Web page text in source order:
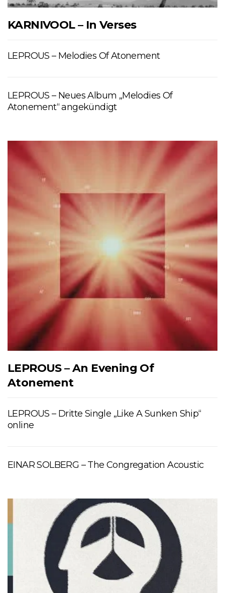
KARNIVOOL – In Verses
LEPROUS – Melodies Of Atonement
LEPROUS – Neues Album „Melodies Of
Atonement“ angekündigt
LEPROUS – An Evening Of
Atonement
LEPROUS – Dritte Single „Like A Sunken Ship“
online
EINAR SOLBERG – The Congregation Acoustic